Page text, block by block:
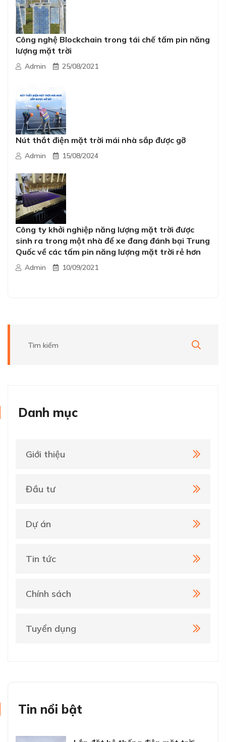
Công nghệ Blockchain trong tái chế tấm pin năng
lượng mặt trời
Admin 25/08/2021
Nút thắt điện mặt trời mái nhà sắp được gỡ
Admin 15/08/2024
Công ty khởi nghiệp năng lượng mặt trời được
sinh ra trong một nhà để xe đang đánh bại Trung
Quốc về các tấm pin năng lượng mặt trời rẻ hơn
Admin 10/09/2021
Danh mục
Giới thiệu
Đầu tư
Dự án
Tin tức
Chính sách
Tuyển dụng
Tin nổi bật